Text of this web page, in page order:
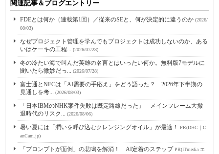
関連記事＆ブログエントリー
FDEとは何か（連載第1回）／従来のSEと、何が決定的に違うのか (2026/
08/03)
なぜプロジェクト管理を学んでもプロジェクトは成功しないのか、ある
いはケーキの工程... (2026/07/28)
冬の冷たい海で叫んだ英雄の名言とはいったい何か。無料版7モデルに
聞いたら微妙だっ... (2026/07/28)
富士通とNECは「AI需要の手応え」をどう語った？ 2026年下半期の
見通しを考... (2026/08/03)
「日本IBMのNHK案件失敗は既定路線だった」 メインフレーム大撤
退時代のリスク... (2026/08/06)
暑い夏には「潤いを呼び込むクレンジングオイル」が最適！
PR(DHC｜C
anCam.jp)
「プロンプトが面倒」の悲鳴を解消！ AI定着のステップPR(ITmedia エ